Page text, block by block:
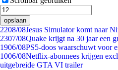
opslaan
2208/08Jesus Simulator komt naar
2307/08Quake krijgt na 30 jaar een
1906/08PS5-doos waarschuwt voor
1006/08Netflix-abonnees krijgen
uitgebreide GTA VI trailer